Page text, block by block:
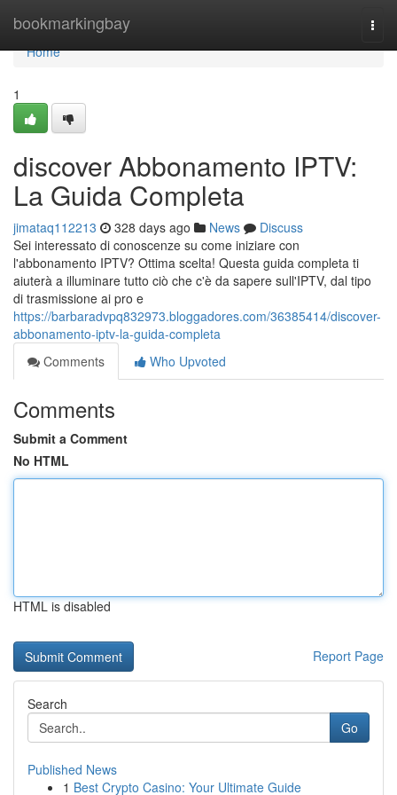
bookmarkingbay
Home
Home
1
discover Abbonamento IPTV:
La Guida Completa
jimataq112213 328 days ago News
Discuss
Sei interessato di conoscenze su come iniziare con
l'abbonamento IPTV? Ottima scelta! Questa guida completa ti
aiuterà a illuminare tutto ciò che c'è da sapere sull'IPTV, dal tipo
di trasmissione ai pro e
https://barbaradvpq832973.bloggadores.com/36385414/discover-
abbonamento-iptv-la-guida-completa
Comments
Who Upvoted
Comments
Submit a Comment
No HTML
HTML is disabled
Report Page
Search
Go
Published News
1 Best Crypto Casino: Your Ultimate Guide